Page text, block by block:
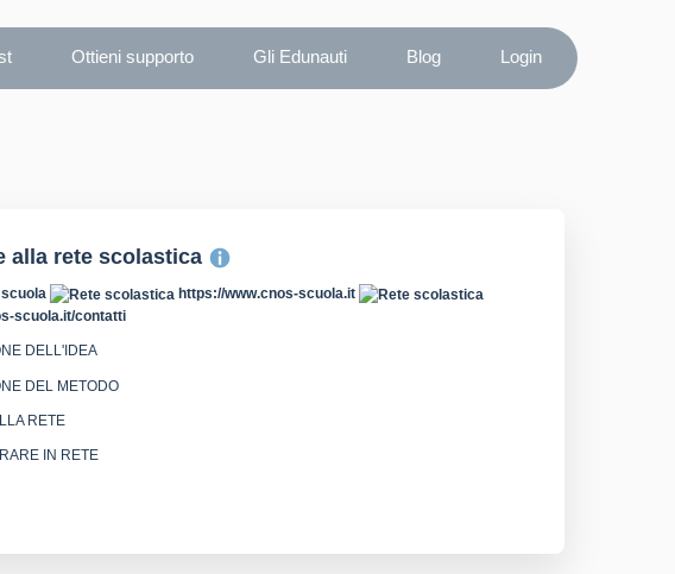
Ottieni supporto Gli Edunauti Blog Login
alla rete scolastica
https://www.cnos-scuola.it
scuola.it/contatti
DELL'IDEA
DEL METODO
RETE
IN RETE